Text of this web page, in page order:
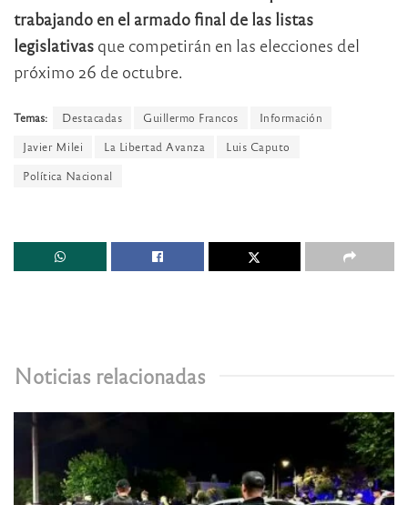
trabajando en el armado final de las listas
legislativas que competirán en las elecciones del
próximo 26 de octubre.
Temas: Destacadas Guillermo Francos
Información
Javier Milei
La Libertad Avanza
Luis Caputo
Política Nacional
Noticias relacionadas